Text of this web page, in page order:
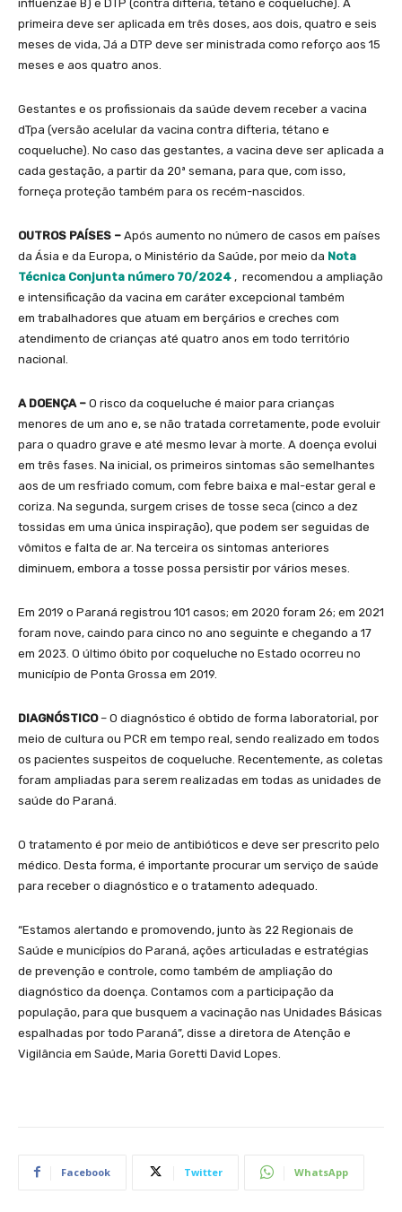
influenzae B) e DTP (contra difteria, tétano e coqueluche). A
primeira deve ser aplicada em três doses, aos dois, quatro e seis
meses de vida, Já a DTP deve ser ministrada como reforço aos 15
meses e aos quatro anos.
Gestantes e os profissionais da saúde devem receber a vacina
dTpa (versão acelular da vacina contra difteria, tétano e
coqueluche). No caso das gestantes, a vacina deve ser aplicada a
cada gestação, a partir da 20ª semana, para que, com isso,
forneça proteção também para os recém-nascidos.
OUTROS PAÍSES – Após aumento no número de casos em países
da Ásia e da Europa, o Ministério da Saúde, por meio da Nota
Técnica Conjunta número 70/2024 , recomendou a ampliação
e intensificação da vacina em caráter excepcional também
em trabalhadores que atuam em berçários e creches com
atendimento de crianças até quatro anos em todo território
nacional.
A DOENÇA – O risco da coqueluche é maior para crianças
menores de um ano e, se não tratada corretamente, pode evoluir
para o quadro grave e até mesmo levar à morte. A doença evolui
em três fases. Na inicial, os primeiros sintomas são semelhantes
aos de um resfriado comum, com febre baixa e mal-estar geral e
coriza. Na segunda, surgem crises de tosse seca (cinco a dez
tossidas em uma única inspiração), que podem ser seguidas de
vômitos e falta de ar. Na terceira os sintomas anteriores
diminuem, embora a tosse possa persistir por vários meses.
Em 2019 o Paraná registrou 101 casos; em 2020 foram 26; em 2021
foram nove, caindo para cinco no ano seguinte e chegando a 17
em 2023. O último óbito por coqueluche no Estado ocorreu no
município de Ponta Grossa em 2019.
DIAGNÓSTICO – O diagnóstico é obtido de forma laboratorial, por
meio de cultura ou PCR em tempo real, sendo realizado em todos
os pacientes suspeitos de coqueluche. Recentemente, as coletas
foram ampliadas para serem realizadas em todas as unidades de
saúde do Paraná.
O tratamento é por meio de antibióticos e deve ser prescrito pelo
médico. Desta forma, é importante procurar um serviço de saúde
para receber o diagnóstico e o tratamento adequado.
“Estamos alertando e promovendo, junto às 22 Regionais de
Saúde e municípios do Paraná, ações articuladas e estratégias
de prevenção e controle, como também de ampliação do
diagnóstico da doença. Contamos com a participação da
população, para que busquem a vacinação nas Unidades Básicas
espalhadas por todo Paraná”, disse a diretora de Atenção e
Vigilância em Saúde, Maria Goretti David Lopes.
Facebook Twitter WhatsApp